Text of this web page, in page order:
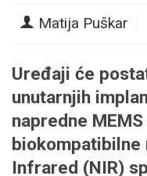
Matija Puškar
Uređaji će
unutarnjih
napredne
biokompatibilne
Infrared (NIR)